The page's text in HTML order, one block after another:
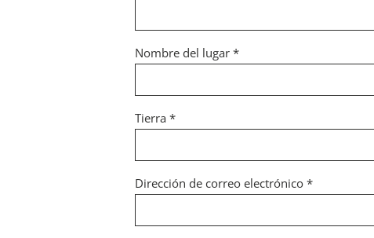
Nombre del lugar *
Tierra *
Dirección de correo electrónico *